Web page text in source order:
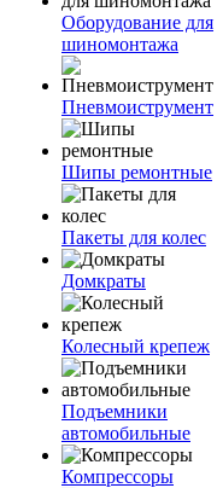
Оборудование для
шиномонтажа
Пневмоиструмент
Шипы ремонтные
Пакеты для колес
Домкраты
Колесный крепеж
Подъемники
автомобильные
Компрессоры